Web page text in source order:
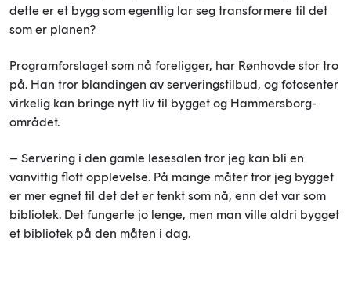
dette er et bygg som egentlig lar seg transformere til det
som er planen?
Programforslaget som nå foreligger, har Rønhovde stor tro
på. Han tror blandingen av serveringstilbud, og fotosenter
virkelig kan bringe nytt liv til bygget og Hammersborg-
området.
– Servering i den gamle lesesalen tror jeg kan bli en
vanvittig flott opplevelse. På mange måter tror jeg bygget
er mer egnet til det det er tenkt som nå, enn det var som
bibliotek. Det fungerte jo lenge, men man ville aldri bygget
et bibliotek på den måten i dag.